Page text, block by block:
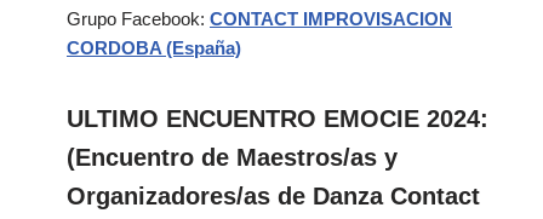
Grupo Facebook: CONTACT IMPROVISACION
CORDOBA (España)
ULTIMO ENCUENTRO EMOCIE 2024:
(Encuentro de Maestros/as y
Organizadores/as de Danza Contact